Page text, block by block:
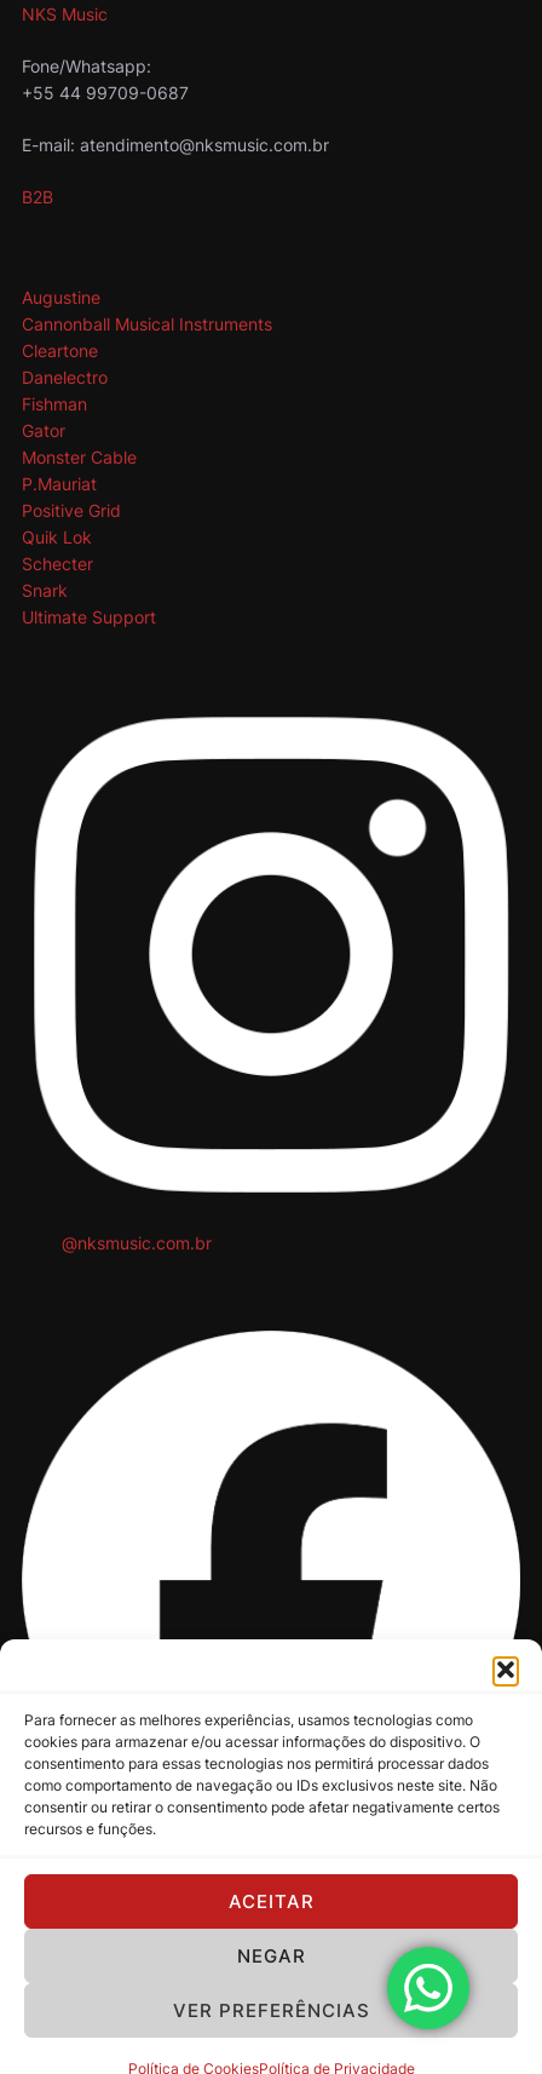
Para fornecer as melhores experiências, usamos tecnologias como
cookies para armazenar e/ou acessar informações do dispositivo. O
consentimento para essas tecnologias nos permitirá processar dados
como comportamento de navegação ou IDs exclusivos neste site. Não
consentir ou retirar o consentimento pode afetar negativamente certos
recursos e funções.
ACEITAR
NEGAR
VER PREFERÊNCIAS
Política de CookiesPolítica de Privacidade
NKS Music
Fone/Whatsapp:
+55 44 99709-0687
E-mail: atendimento@nksmusic.com.br
B2B
Augustine
Cannonball Musical Instruments
Cleartone
Danelectro
Fishman
Gator
Monster Cable
P.Mauriat
Positive Grid
Quik Lok
Schecter
Snark
Ultimate Support
@nksmusic.com.br
Política de Privacidade